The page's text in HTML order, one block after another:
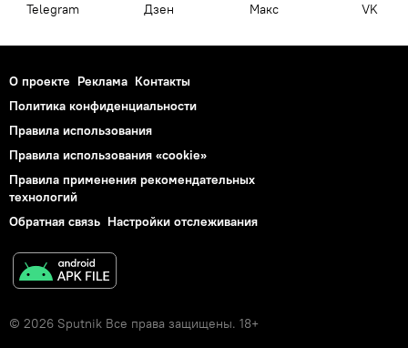
Telegram Дзен Макс VK
О проекте Реклама Контакты
Политика конфиденциальности
Правила использования
Правила использования «cookie»
Правила применения рекомендательных
технологий
Обратная связь Настройки отслеживания
© 2026 Sputnik Все права защищены. 18+